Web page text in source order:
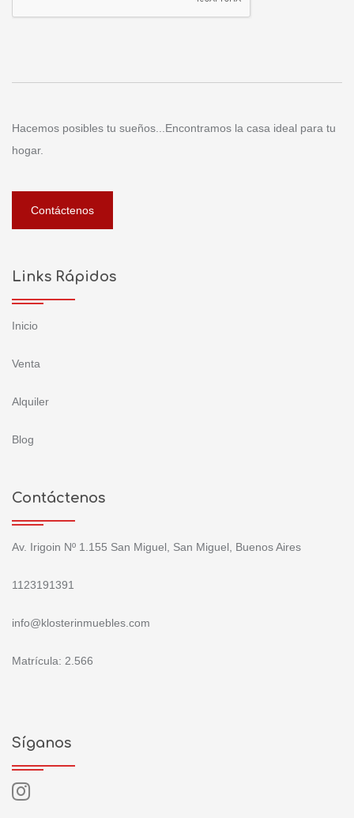
Hacemos posibles tu sueños...Encontramos la casa ideal para tu
hogar.
Contáctenos
Links Rápidos
Inicio
Venta
Alquiler
Blog
Contáctenos
Av. Irigoin Nº 1.155 San Miguel, San Miguel, Buenos Aires
1123191391
info@klosterinmuebles.com
Matrícula: 2.566
Síganos